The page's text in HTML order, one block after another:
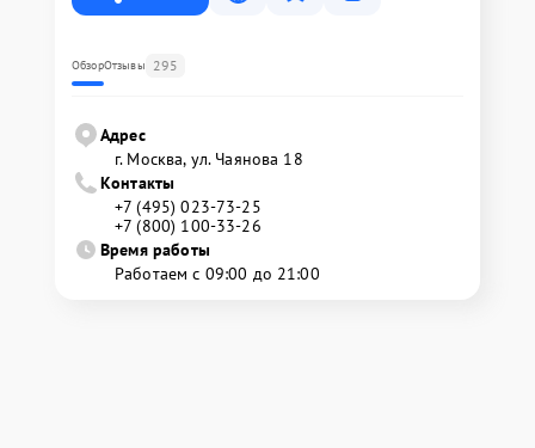
ОбзорОтзывы 295
Адрес
г. Москва, ул. Чаянова 18
Контакты
+7 (495) 023-73-25
+7 (800) 100-33-26
Время работы
Работаем с 09:00 до 21:00